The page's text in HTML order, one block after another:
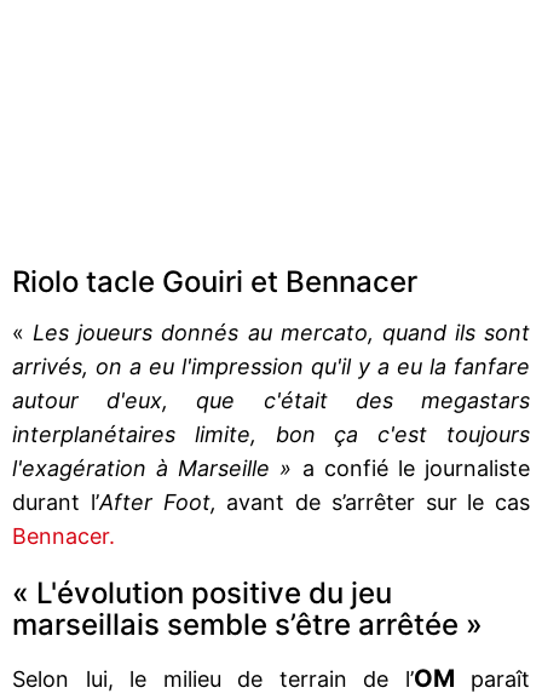
Riolo tacle Gouiri et Bennacer
« Les joueurs donnés au mercato, quand ils sont
arrivés, on a eu l'impression qu'il y a eu la fanfare
autour d'eux, que c'était des megastars
interplanétaires limite, bon ça c'est toujours
l'exagération à Marseille » a confié le journaliste
durant l’After Foot, avant de s’arrêter sur le cas
Bennacer.
« L'évolution positive du jeu
marseillais semble s’être arrêtée »
Selon lui, le milieu de terrain de l’OM paraît